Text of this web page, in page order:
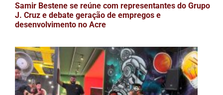
Samir Bestene se reúne com representantes do Grupo
J. Cruz e debate geração de empregos e
desenvolvimento no Acre